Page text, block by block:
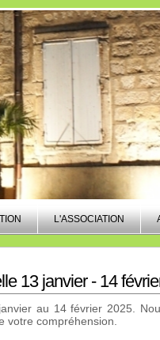
L'ASSOCIATION
13 janvier - 14
au 14 février 2025.
votre compréhension.